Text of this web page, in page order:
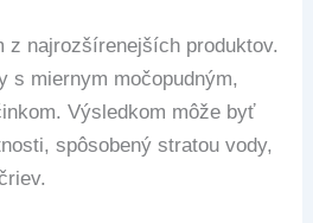
z najrozšírenejších produktov.
s miernym močopudným,
Výsledkom môže byť
spôsobený stratou vody,